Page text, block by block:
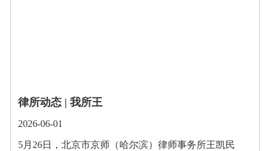
律所动态 | 我所王
2026-06-01
5月26日，北京市京师（哈尔滨）律师事务所王凯民